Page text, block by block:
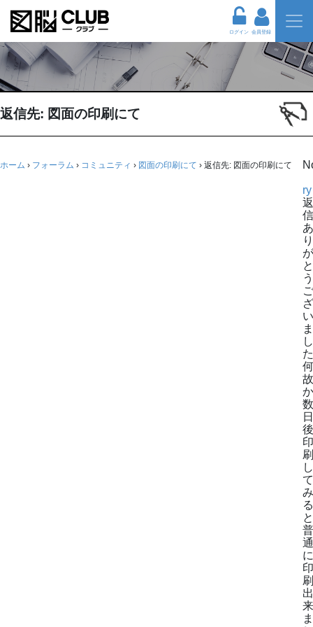
ログイン 会員登録
返信先: 図面の印刷にて
ホーム › フォーラム › コミュニティ › 図面の印刷にて › 返信先: 図面の印刷にて
ry
返
信
あ
り
が
と
う
ご
ざ
い
ま
し
何
故
か
数
日
後
印
刷
し
て
み
る
と
普
通
に
印
刷
出
来
ま